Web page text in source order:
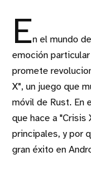
En el mundo
emoción
promete
X", un juego que
móvil de Rust. En
que hace a
principales, y por
gran éxito en